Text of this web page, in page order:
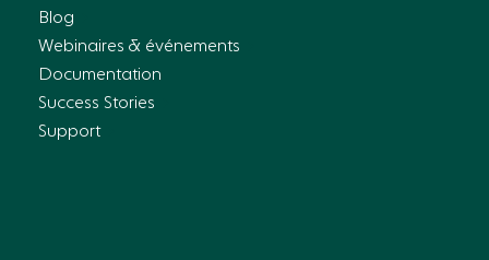
Blog
Webinaires & événements
Documentation
Success Stories
Support